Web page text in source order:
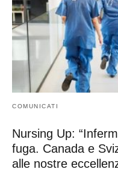
COMUNICATI
Nursing Up:
fuga. Canada e
alle nostre